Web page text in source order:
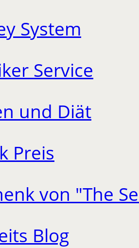
System
Service
und Diät
Preis
von "The
Blog